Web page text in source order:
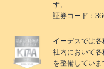
す。
証券コード：
イーデスでは各
社内において
を整備していま